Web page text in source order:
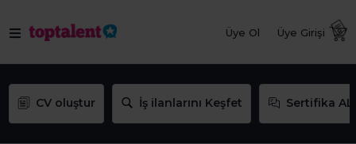
Üye Ol Üye Girişi
CV oluştur İş ilanlarını Keşfet Sertifika AL